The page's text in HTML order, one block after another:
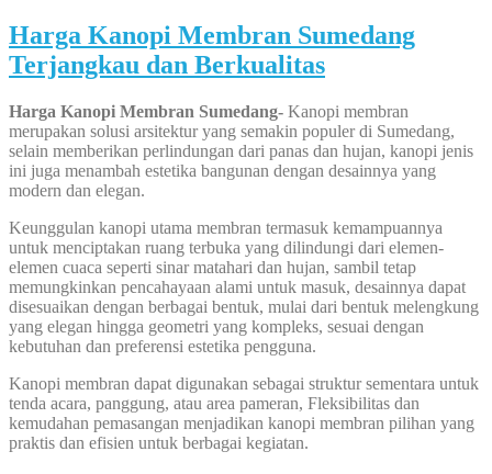
Harga Kanopi Membran Sumedang
Terjangkau dan Berkualitas
Harga Kanopi Membran Sumedang- Kanopi membran
merupakan solusi arsitektur yang semakin populer di Sumedang,
selain memberikan perlindungan dari panas dan hujan, kanopi jenis
ini juga menambah estetika bangunan dengan desainnya yang
modern dan elegan.
Keunggulan kanopi utama membran termasuk kemampuannya
untuk menciptakan ruang terbuka yang dilindungi dari elemen-
elemen cuaca seperti sinar matahari dan hujan, sambil tetap
memungkinkan pencahayaan alami untuk masuk, desainnya dapat
disesuaikan dengan berbagai bentuk, mulai dari bentuk melengkung
yang elegan hingga geometri yang kompleks, sesuai dengan
kebutuhan dan preferensi estetika pengguna.
Kanopi membran dapat digunakan sebagai struktur sementara untuk
tenda acara, panggung, atau area pameran, Fleksibilitas dan
kemudahan pemasangan menjadikan kanopi membran pilihan yang
praktis dan efisien untuk berbagai kegiatan.